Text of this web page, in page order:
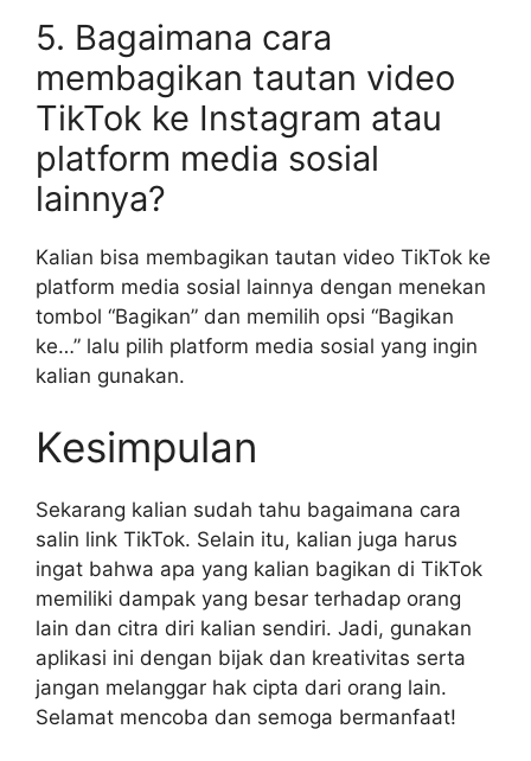
5. Bagaimana cara
membagikan tautan video
TikTok ke Instagram atau
platform media sosial
lainnya?
Kalian bisa membagikan tautan video TikTok ke
platform media sosial lainnya dengan menekan
tombol “Bagikan” dan memilih opsi “Bagikan
ke…” lalu pilih platform media sosial yang ingin
kalian gunakan.
Kesimpulan
Sekarang kalian sudah tahu bagaimana cara
salin link TikTok. Selain itu, kalian juga harus
ingat bahwa apa yang kalian bagikan di TikTok
memiliki dampak yang besar terhadap orang
lain dan citra diri kalian sendiri. Jadi, gunakan
aplikasi ini dengan bijak dan kreativitas serta
jangan melanggar hak cipta dari orang lain.
Selamat mencoba dan semoga bermanfaat!